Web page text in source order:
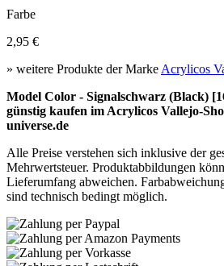
Farbe
2,95 €
» weitere Produkte der Marke Acrylicos
Model Color - Signalschwarz (Black)
günstig kaufen im Acrylicos Vallejo-
universe.de
Alle Preise verstehen sich inklusive der
Mehrwertsteuer. Produktabbildungen
Lieferumfang abweichen.
sind technisch bedingt möglich.